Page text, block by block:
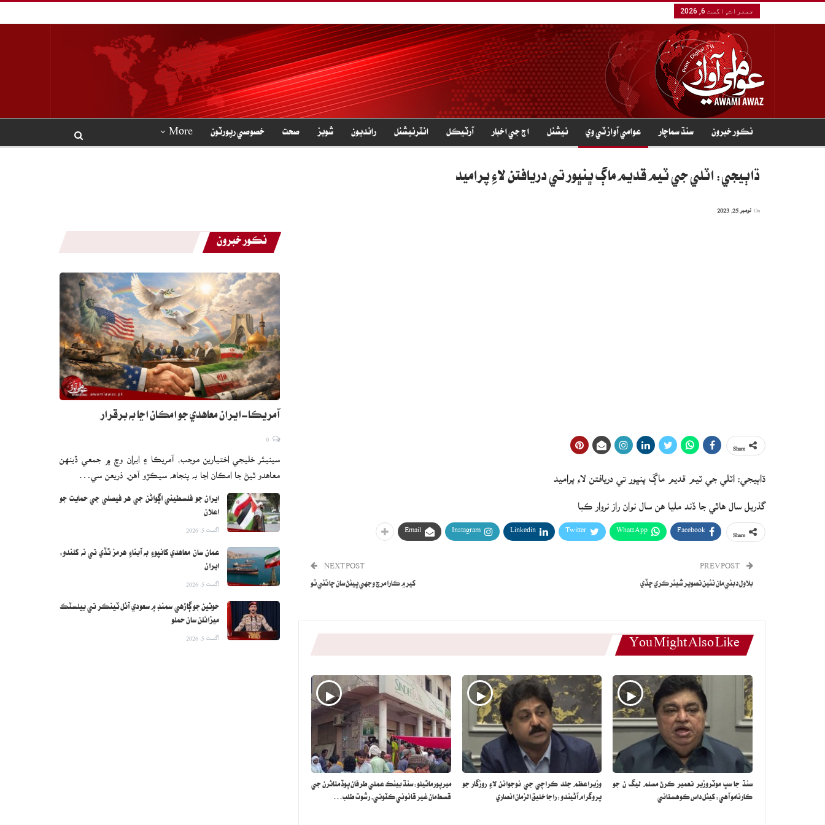
جمعرات, اگست 6, 2026
نڪور خبرون سنڌ سماچار عوامي آواز ٽي وي نيشنل اڄ جي اخبار آرٽيڪل انٽرنيشنل رانديون شوبز صحت خصوصي رپورٽون More
ڌاٻيجي: اٽلي جي ٽيم قديم ماڳ ڀنڀور تي دريافتن لاءِ پراميد
ڌاٻيجي: اٽلي جي ٽيم قديم ماڳ ڀنڀور تي دريافتن لاءِ پراميد
گذريل سال هاٿي جا ڏند مليا هن سال نوان راز نروار ڪبا
Facebook
WhatsApp
Twitter
Linkedin
Instagram
Email
بلاول دبئي مان نئين تصوير شيئر ڪري ڇڏي
NEXT POST
کير ۾ ڪارا مرچ وجهي پيئڻ سان ڇا ٿئي ٿو
You Might Also Like
سنڌ جا سڀ موٽروزير تعمير ڪرڻ مسلم ليگ ن جو
ڪارنامو آهي: کيئل داس ڪوهستاني
وزيراعظم جلد ڪراچي جي نوجوانن لاءِ روزگار جو
پروگرام آڻيندو: راجا خليق الزمان انصاري
ميرپور ماٿيلو: سنڌ بينڪ عملي طرفان ٻوڏ متاثرن جي
قسط مان غير قانوني ڪٽوتي، رشوت طلب…
نڪور خبرون
آمريڪا-ايران معاهدي جو امڪان اڃا به برقرار
سينيئر خليجي اختيارين موجب، آمريڪا ۽ ايران وچ ۾ جمعي ڏينهن
معاهدو ٿيڻ جا امڪان اڃا به پنجاهه سيڪڙو آهن. ذريعن سي…
ايران جو فلسطيني اڳواڻن جي هر فيصلي جي حمايت جو
اعلان
اگست 5, 2026
عمان سان معاهدي کانپوءِ به آبناءِ هرمز ٿڏي تي نه کلندو:
ايران
اگست 5, 2026
حوثين جو ڳاڙهي سمنڊ ۾ سعودي آئل ٽينڪر تي بيلسٽڪ
ميزائلن سان حملو
اگست 5, 2026